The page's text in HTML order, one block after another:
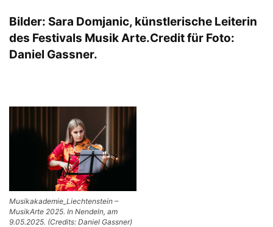
Bilder: Sara Domjanic, künstlerische Leiterin
des Festivals Musik Arte.Credit für Foto:
Daniel Gassner.
Musikakademie_Liechtenstein –
MusikArte 2025. In Nendeln, am
9.05.2025. (Credits: Daniel Gassner)